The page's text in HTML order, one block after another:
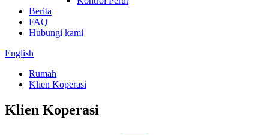
Berita
FAQ
Hubungi kami
English
Rumah
Klien Koperasi
Klien Koperasi